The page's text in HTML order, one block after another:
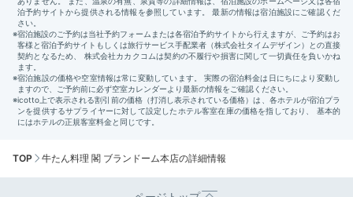
TOP 牛たん料理 閣 ブランドーム本店の詳細情報